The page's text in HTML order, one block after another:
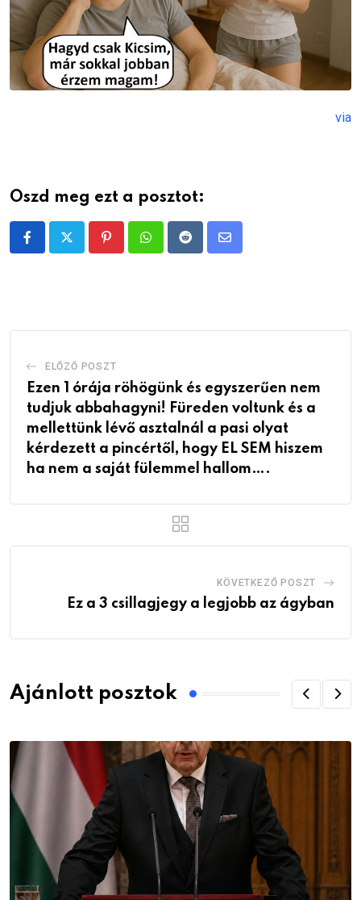
via
Oszd meg ezt a posztot:
PinterestWhatsappRedditShare
ELŐZŐ POSZT
Ezen 1 órája röhögünk és egyszerűen nem
tudjuk abbahagyni! Füreden voltunk és a
mellettünk lévő asztalnál a pasi olyat
kérdezett a pincértől, hogy EL SEM hiszem
ha nem a saját fülemmel hallom….
KÖVETKEZŐ POSZT
Ez a 3 csillagjegy a legjobb az ágyban
Ajánlott posztok